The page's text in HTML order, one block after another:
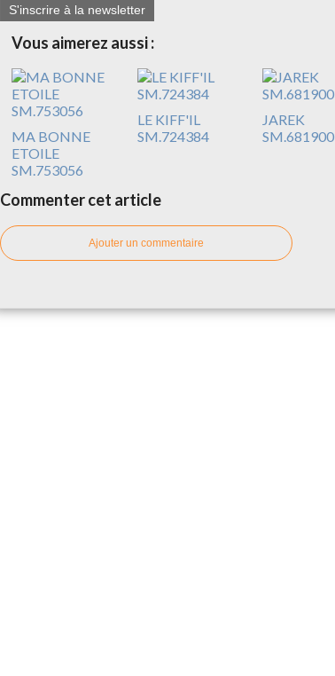
S'inscrire à la newsletter
Vous aimerez aussi :
MA BONNE
ETOILE
SM.753056
LE KIFF'IL
SM.724384
JAREK
SM.681900
Commenter cet article
Ajouter un commentaire